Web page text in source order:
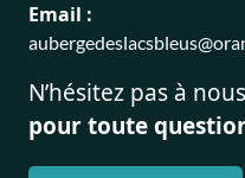
Email :
N’hésitez pas à
pour toute